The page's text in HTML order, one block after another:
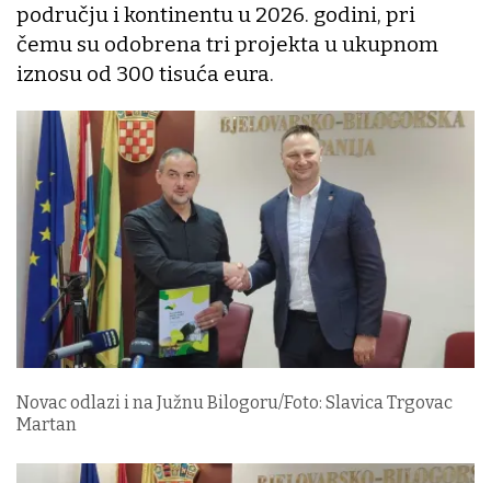
području i kontinentu u 2026. godini, pri
čemu su odobrena tri projekta u ukupnom
iznosu od 300 tisuća eura.
Novac odlazi i na Južnu Bilogoru/Foto: Slavica Trgovac
Martan